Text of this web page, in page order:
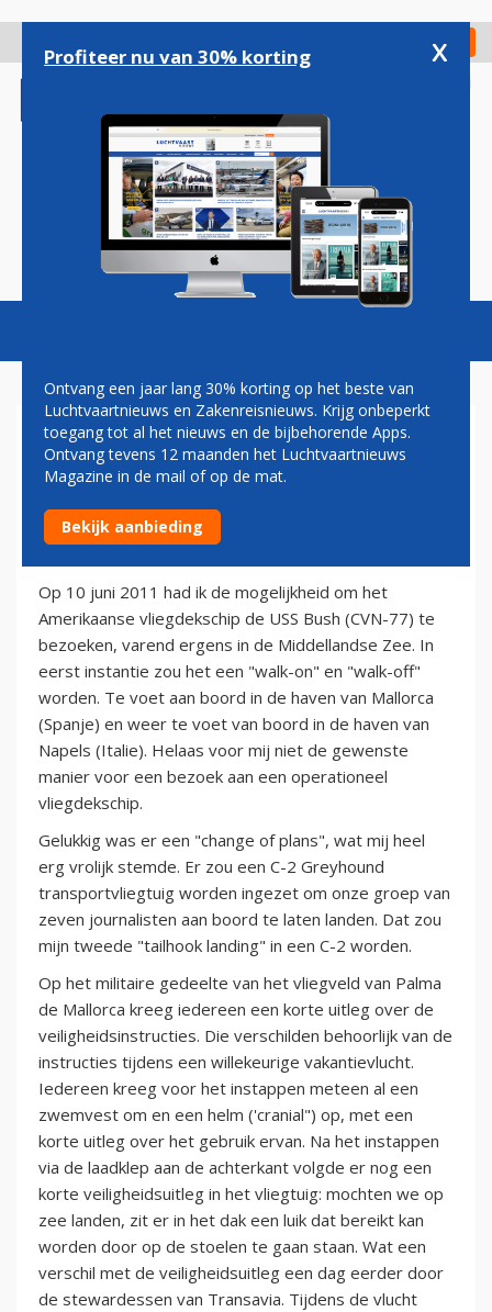
gaan
Check in
Magazine Podcasts Vacatures
JORIS VAN BOVEN:
GECONTROLEERDE CRASH
15 augustus 2011
Op 10 juni 2011 had ik de mogelijkheid om het
Amerikaanse vliegdekschip de USS Bush (CVN-77) te
bezoeken, varend ergens in de Middellandse Zee. In
eerst instantie zou het een "walk-on" en "walk-off"
worden. Te voet aan boord in de haven van Mallorca
(Spanje) en weer te voet van boord in de haven van
Napels (Italie). Helaas voor mij niet de gewenste
manier voor een bezoek aan een operationeel
vliegdekschip.
Gelukkig was er een "change of plans", wat mij heel
erg vrolijk stemde. Er zou een C-2 Greyhound
transportvliegtuig worden ingezet om onze groep van
zeven journalisten aan boord te laten landen. Dat zou
mijn tweede "tailhook landing" in een C-2 worden.
Op het militaire gedeelte van het vliegveld van Palma
de Mallorca kreeg iedereen een korte uitleg over de
veiligheidsinstructies. Die verschilden behoorlijk van de
instructies tijdens een willekeurige vakantievlucht.
Iedereen kreeg voor het instappen meteen al een
zwemvest om en een helm ('cranial") op, met een
korte uitleg over het gebruik ervan. Na het instappen
via de laadklep aan de achterkant volgde er nog een
korte veiligheidsuitleg in het vliegtuig: mochten we op
zee landen, zit er in het dak een luik dat bereikt kan
worden door op de stoelen te gaan staan. Wat een
verschil met de veiligheidsuitleg een dag eerder door
de stewardessen van Transavia. Tijdens de vlucht
Profiteer nu van 30% korting x
Ontvang een jaar lang 30% korting op het beste van
Luchtvaartnieuws en Zakenreisnieuws. Krijg onbeperkt
toegang tot al het nieuws en de bijbehorende Apps.
Ontvang tevens 12 maanden het Luchtvaartnieuws
Magazine in de mail of op de mat.
Bekijk aanbieding